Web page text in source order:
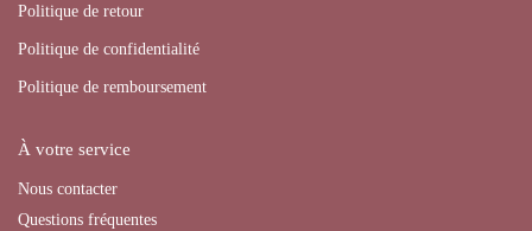
Politique de retour
Politique de confidentialité
Politique de remboursement
À votre service
Nous contacter
Questions fréquentes